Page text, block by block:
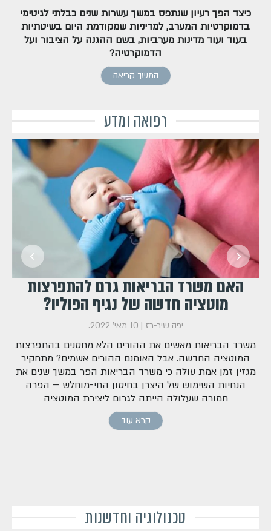
כיצד הפך רעיון שנתפס במשך עשרות שנים כבלתי לגיטימי
בדמוקרטיות המערב, למדיניות שמקודמת היום בשיטתיות
בעוד ועוד מדינות מערביות, בשם ההגנה על הציבור ועל
הדמוקרטיה?
המשך קריאה
רפואה ומדע
האם משרד הבריאות גרם להתפרצות
מוטציה חדשה של נגיף הפוליו?
יפה שיר-רז | 10 מאי' 2022 .
משרד הבריאות מאשים את ההורים הלא מחסנים בהתפרצות
המוטציה החדשה. אבל האומנם ההורים אשמים? מתחקיר
מגזין זמן אמת עולה כי משרד הבריאות הפר במשך שנים את
הנחיות השימוש של היצרן בחיסון החי-מוחלש – הפרה
חמורה שעלולה הייתה לגרום ליצירת המוטציה
קרא עוד
טכנולוגיה וחדשנות